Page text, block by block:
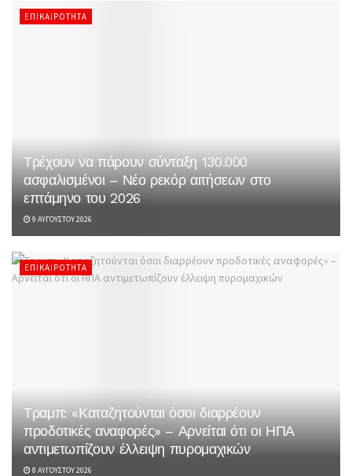
ΕΠΙΚΑΙΡΌΤΗΤΑ
Τρέχουν να πάρουν σύνταξη 130.000
ασφαλισμένοι – Νέο ρεκόρ αιτήσεων στο
επτάμηνο του 2026
9 ΑΥΓΟΎΣΤΟΥ 2026
ΕΠΙΚΑΙΡΌΤΗΤΑ
Τραμπ: «Καταζητούνται όσοι διαρρέουν
προδοτικές αναφορές» – Αρνείται ότι οι ΗΠΑ
αντιμετωπίζουν έλλειψη πυρομαχικών
8 ΑΥΓΟΎΣΤΟΥ 2026